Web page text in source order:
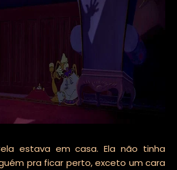
estava em casa. Ela não tinha
pra ficar perto, exceto um cara